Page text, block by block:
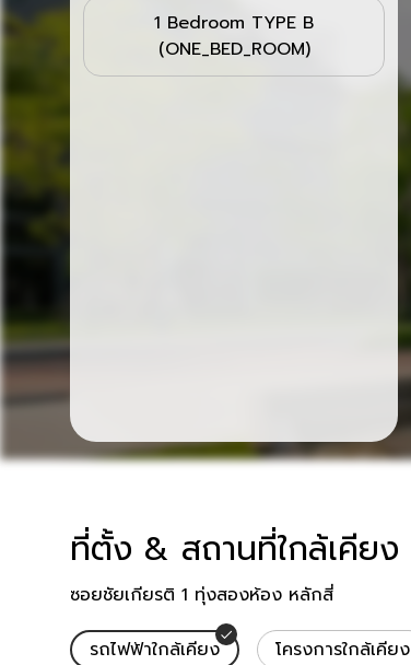
1 Bedroom TYPE B
(ONE_BED_ROOM)
ที่ตั้ง & สถานที่ใกล้เคียง
ซอยชัยเกียรติ 1 ทุ่งสองห้อง หลักสี่
สถานที่ใกล้เคียง
รถไฟฟ้าใกล้เคียง โครงการใกล้เคียง